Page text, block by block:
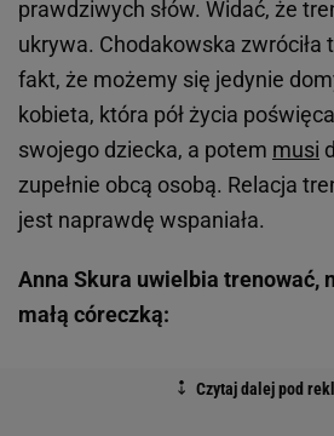
prawdziwych słów. Widać, że
ukrywa. Chodakowska zwróciła
fakt, że możemy się jedynie
kobieta, która pół życia
swojego dziecka, a potem musi
zupełnie obcą osobą. Relacja
jest naprawdę wspaniała.
Anna Skura uwielbia trenować,
małą córeczką: